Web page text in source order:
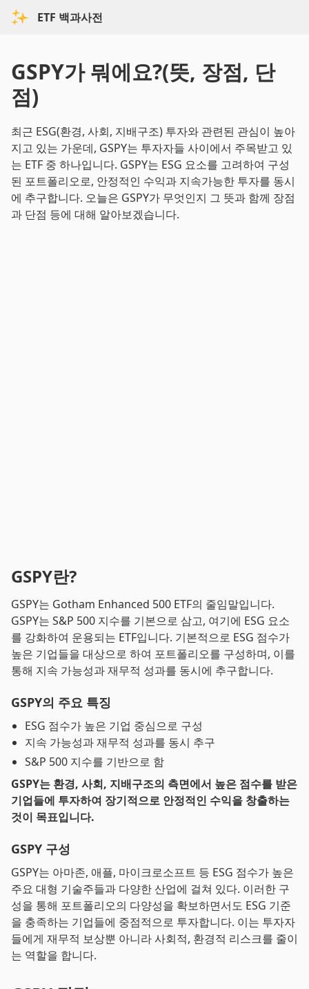
ETF 백과사전
GSPY가 뭐에요?(뜻, 장점, 단
점)
최근 ESG(환경, 사회, 지배구조) 투자와 관련된 관심이 높아
지고 있는 가운데, GSPY는 투자자들 사이에서 주목받고 있
는 ETF 중 하나입니다. GSPY는 ESG 요소를 고려하여 구성
된 포트폴리오로, 안정적인 수익과 지속가능한 투자를 동시
에 추구합니다. 오늘은 GSPY가 무엇인지 그 뜻과 함께 장점
과 단점 등에 대해 알아보겠습니다.
GSPY란?
GSPY는 Gotham Enhanced 500 ETF의 줄임말입니다.
GSPY는 S&P 500 지수를 기본으로 삼고, 여기에 ESG 요소
를 강화하여 운용되는 ETF입니다. 기본적으로 ESG 점수가
높은 기업들을 대상으로 하여 포트폴리오를 구성하며, 이를
통해 지속 가능성과 재무적 성과를 동시에 추구합니다.
GSPY의 주요 특징
ESG 점수가 높은 기업 중심으로 구성
지속 가능성과 재무적 성과를 동시 추구
S&P 500 지수를 기반으로 함
GSPY는 환경, 사회, 지배구조의 측면에서 높은 점수를 받은
기업들에 투자하여 장기적으로 안정적인 수익을 창출하는
것이 목표입니다.
GSPY 구성
GSPY는 아마존, 애플, 마이크로소프트 등 ESG 점수가 높은
주요 대형 기술주들과 다양한 산업에 걸쳐 있다. 이러한 구
성을 통해 포트폴리오의 다양성을 확보하면서도 ESG 기준
을 충족하는 기업들에 중점적으로 투자합니다. 이는 투자자
들에게 재무적 보상뿐 아니라 사회적, 환경적 리스크를 줄이
는 역할을 합니다.